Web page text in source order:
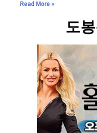
Read More »
도